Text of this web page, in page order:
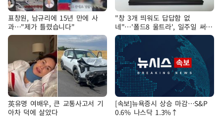
표창원, 남규리에 15년 만에 사
과…"제가 틀렸습니다"
"창 3개 띄워도 답답함 없
네"…'폴드8 울트라', 일주일 써보
니
英유명 여배우, 큰 교통사고서 기
아차 덕에 살았다
[속보]뉴욕증시 상승 마감…S&P
0.6% 나스닥 1.3%↑